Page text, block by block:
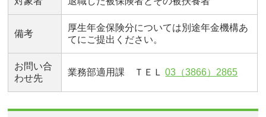
備考
厚生年金保険分については別途年金機構あ
てにご提出ください。
お問い合
わせ先
業務部適用課 ＴＥＬ03（3866）2865